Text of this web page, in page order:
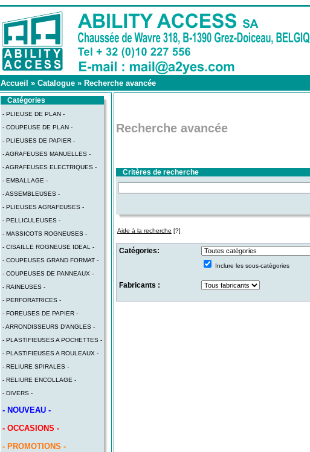
Accueil » Catalogue » Recherche avancée
Catégories
- PLIEUSE DE PLAN -
- COUPEUSE DE PLAN -
- PLIEUSES DE PAPIER -
- AGRAFEUSES MANUELLES -
- AGRAFEUSES ELECTRIQUES -
- EMBALLAGE -
- ASSEMBLEUSES -
- PLIEUSES AGRAFEUSES -
- PELLICULEUSES -
- MASSICOTS ROGNEUSES -
- CISAILLE ROGNEUSE IDEAL -
- COUPEUSES GRAND FORMAT -
- COUPEUSES DE PANNEAUX -
- RAINEUSES -
- PERFORATRICES -
- FOREUSES DE PAPIER -
- ARRONDISSEURS D'ANGLES -
- PLASTIFIEUSES A POCHETTES -
- PLASTIFIEUSES A ROULEAUX -
- RELIURE SPIRALES -
- RELIURE ENCOLLAGE -
- DIVERS -
- NOUVEAU -
- OCCASIONS -
- PROMOTIONS -
Recherche avancée
Critères de recherche
Aide à la recherche [?]
Catégories:
Inclure les sous-catégories
Fabricants :